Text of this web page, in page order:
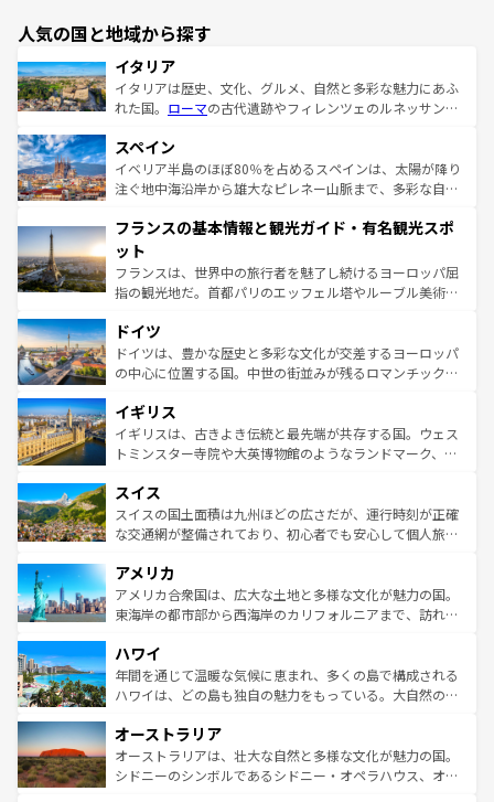
人気の国と地域から探す
イタリア
イタリアは歴史、文化、グルメ、自然と多彩な魅力にあふ
れた国。 ローマの古代遺跡やフィレンツェのルネッサンス
ろん、トスカーナの美しい田園風景やアマルフィ海岸の絶
景など、自然景観も見逃せない。観光の合間には、本場の
ピザやパスタなど、絶品のイタリア料理を堪能することも
ませてくれるイタリアで、忘れられない旅をしてみよう！
なお、新着のイタリア情報は
しい。
スペイン
イベリア半島のほぼ80％を占めるスペインは、太陽が降り
注ぐ地中海沿岸から雄大なピレネー山脈まで、多彩な自然
文化が根付くこの国では、情熱的なフラメンコ、熱気あふ
れる闘牛、そして美味しいタパスが生活の一部となってい
る。首都マドリードの洗練された雰囲気や、バルセロナの
アートに溢れた街角から、地方では古代ローマ遺跡や中世
せる。地方によって風土や気候が異なるスペインはその個
性で訪れる人を魅了する。 なお、新着のスペイン情報は コ
ンテンツ一覧を参照してほしい。
フランスの基本情報と観光ガイド・有名観光スポ
ット
フランスは、世界中の旅行者を魅了し続けるヨーロッパ屈
指の観光地だ。首都パリのエッフェル塔やルーブル美術館
で、幅広い魅力が詰まっている。華麗な宮殿、歴史的な大
聖堂、美しいビーチ、そして豊かな自然が、訪れる者を心
から魅了する。また、フランスは美食の国としても知ら
いる。シャンパンの発祥地であるランス、プロヴァンスの
香り高いラベンダー畑など、多彩な楽しみ方が可能だ。さ
らに、パリ以外の地域にも魅力が溢れており、どの街角に
れる地方に足を運ぶとそれぞれで全く異なる文化を体験で
きるだろう。 なお、新着のフランス情報はコンテンツ一覧
を参照してほしい。
ドイツ
ドイツは、豊かな歴史と多彩な文化が交差するヨーロッパ
の中心に位置する国。中世の街並みが残るロマンチック街
顔を持つこの国は、どこを歩いても飽きることがない。ベ
ルリンの文化的活気、バイエルン州のアルプスの絶景、そ
してライン川沿いのワイン畑といった風景は必見。ビール
は、お酒好きな人にはぜひ体験してほしい。 なお、新着の
ドイツ情報はコンテンツ一覧を参照してほしい。
イギリス
イギリスは、古きよき伝統と最先端が共存する国。ウェス
トミンスター寺院や大英博物館のようなランドマーク、歴
リアごとに異なる魅力がある。また、優雅なアフタヌーン
ティー、ビール好きにはたまらない英国パブ、サッカー観
戦など、本場だからこそできる体験も豊富。イギリスを旅
ンツ一覧を参照してほしい。
スイス
スイスの国土面積は九州ほどの広さだが、運行時刻が正確
な交通網が整備されており、初心者でも安心して個人旅行
の建物がそのまま残る町や、スイスならではのユニークな
博物館もあり、アルプス観光だけでなく町歩きも満喫する
ことができる。国民の所得が高いため物価も高いが、旅行
ば市内交通費無料で観光を楽しむこともできる。 なお、新
着のスイス情報はコンテンツ一覧 を参照してほしい。
アメリカ
アメリカ合衆国は、広大な土地と多様な文化が魅力の国。
東海岸の都市部から西海岸のカリフォルニアまで、訪れる
のような巨大都市は、観光、ショッピング、エンターテイ
ンメントが詰まった刺激的なスポットだ。一方、アメリカ
西部には大自然が広がり、グランドキャニオンやイエロー
部のニューオーリンズでは、音楽と美食が融合した独特の
文化が魅力。旅行者はアメリカの各地域で異なる魅力を楽
しみながら、その多様性と豊かな歴史を感じることができ
ハワイ
年間を通じて温暖な気候に恵まれ、多くの島で構成される
ハワイは、どの島も独自の魅力をもっている。大自然の神
ワイ島は見逃せない。また、定番の観光地といえばオアフ
島だが、静かな自然を求めるならマウイ島やカウアイ島が
おすすめ。エメラルドグリーンに輝く海をはじめ、豊かな
オーストラリア
オーストラリアは、壮大な自然と多様な文化が魅力の国。
シドニーのシンボルであるシドニー・オペラハウス、オー